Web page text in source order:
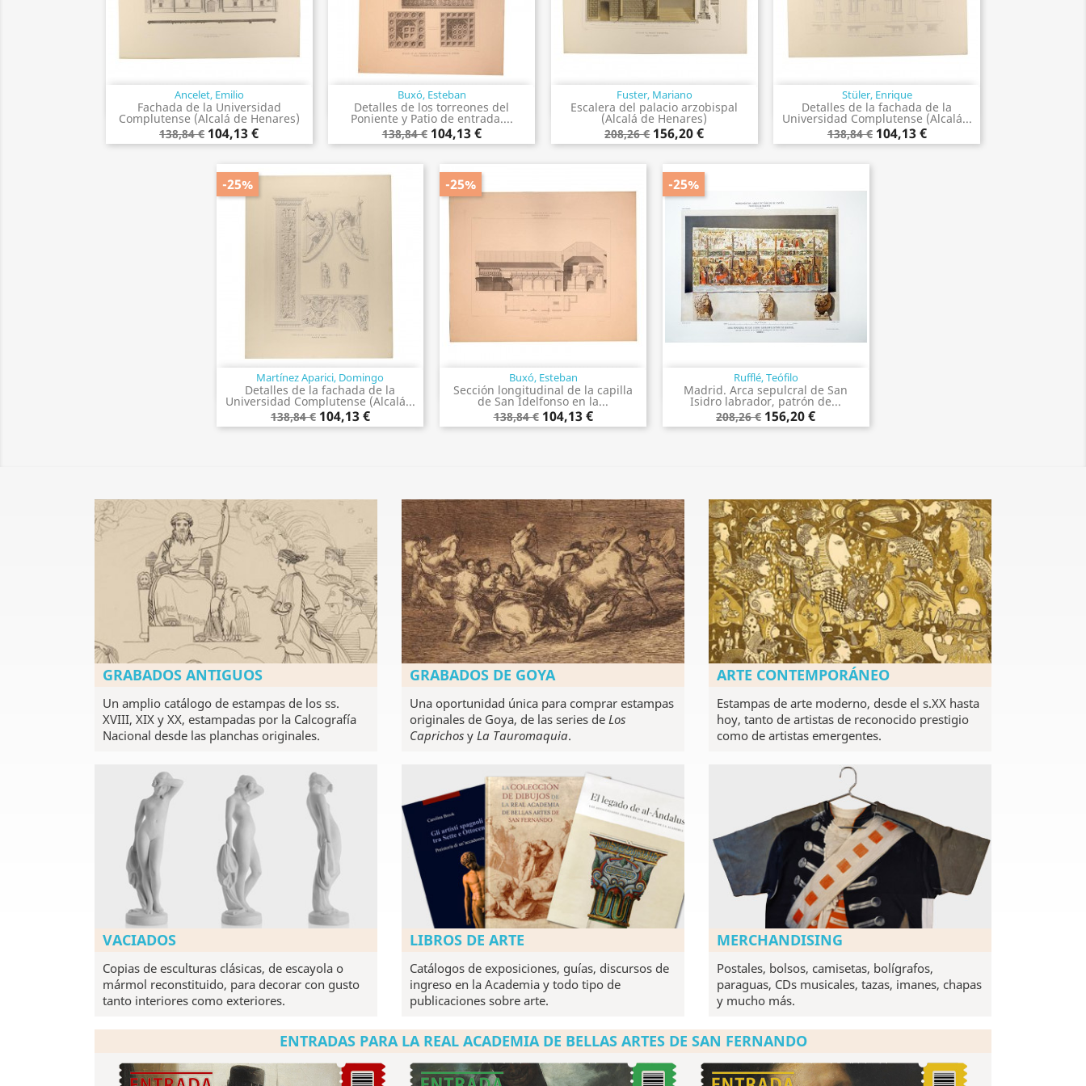
Ancelet, Emilio
Fachada de la Universidad
Complutense (Alcalá de Henares)
138,84 € 104,13 €
Vista rápida Buxó, Esteban
Detalles de los torreones del
Poniente y Patio de entrada....
138,84 € 104,13 €
Vista rápida Fuster, Mariano
Escalera del palacio arzobispal
(Alcalá de Henares)
208,26 € 156,20 €
Vista rápida Stüler, Enrique
Detalles de la fachada de la
Universidad Complutense (Alcalá...
138,84 € 104,13 €
Vista rápida
Martínez Aparici, Domingo
Detalles de la fachada de la
Universidad Complutense (Alcalá...
138,84 € 104,13 €
-25%
Vista rápida Buxó, Esteban
Sección longitudinal de la capilla
de San Idelfonso en la...
138,84 € 104,13 €
-25%
Vista rápida Rufflé, Teófilo
Madrid. Arca sepulcral de San
Isidro labrador, patrón de...
208,26 € 156,20 €
-25%
Vista rápida
GRABADOS ANTIGUOS
Un amplio catálogo de estampas de los ss.
XVIII, XIX y XX, estampadas por la Calcografía
Nacional desde las planchas originales.
GRABADOS DE GOYA
Una oportunidad única para comprar estampas
originales de Goya, de las series de Los
Caprichosy La Tauromaquia.
ARTE CONTEMPORÁNEO
Estampas de arte moderno, desde el s.XX hasta
hoy, tanto de artistas de reconocido prestigio
como de artistas emergentes.
VACIADOS
Copias de esculturas clásicas, de escayola o
mármol reconstituido, para decorar con gusto
tanto interiores como exteriores.
LIBROS DE ARTE
Catálogos de exposiciones, guías, discursos de
ingreso en la Academia y todo tipo de
publicaciones sobre arte.
MERCHANDISING
Postales, bolsos, camisetas, bolígrafos,
paraguas, CDs musicales, tazas, imanes, chapas
y mucho más.
ENTRADAS PARA LA REAL ACADEMIA DE BELLAS ARTES DE SAN FERNANDO